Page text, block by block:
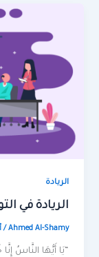
الريادة
الريادة في
Ahmed Al-Shamy
/
“يَا أَيُّهَا النَّاسُ